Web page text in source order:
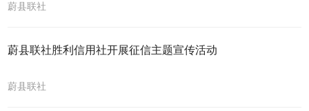
蔚县联社
蔚县联社胜利信用社开展征信主题宣传活动
蔚县联社